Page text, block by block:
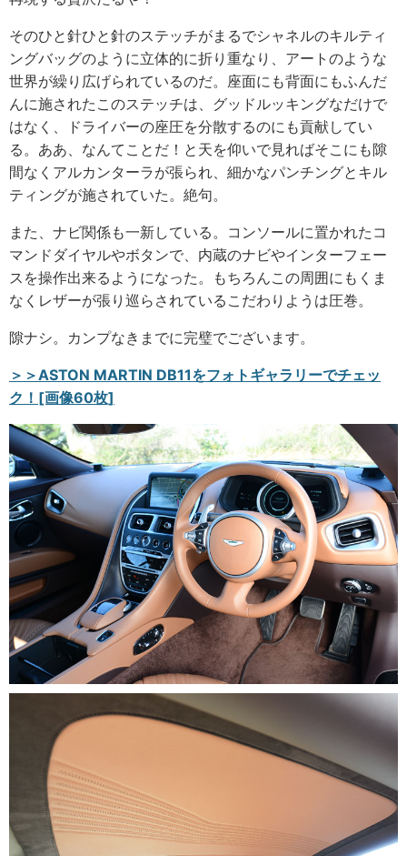
そのひと針ひと針のステッチがまるでシャネルのキルティ
ングバッグのように立体的に折り重なり、アートのような
世界が繰り広げられているのだ。座面にも背面にもふんだ
んに施されたこのステッチは、グッドルッキングなだけで
はなく、ドライバーの座圧を分散するのにも貢献してい
る。ああ、なんてことだ！と天を仰いで見ればそこにも隙
間なくアルカンターラが張られ、細かなパンチングとキル
ティングが施されていた。絶句。
また、ナビ関係も一新している。コンソールに置かれたコ
マンドダイヤルやボタンで、内蔵のナビやインターフェー
スを操作出来るようになった。もちろんこの周囲にもくま
なくレザーが張り巡らされているこだわりようは圧巻。
隙ナシ。カンプなきまでに完璧でございます。
＞＞ASTON MARTIN DB11をフォトギャラリーでチェッ
ク！[画像60枚]